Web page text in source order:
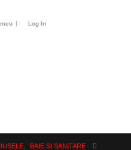
Log In
BAIE SI SANITARE